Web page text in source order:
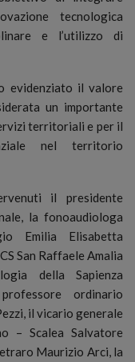
tecnologica
e l’utilizzo di
evidenziato il valore
un importante
territoriali e per il
nel territorio
il presidente
la fonoaudiologa
Emilia Elisabetta
San Raffaele Amalia
della Sapienza
ordinario
il vicario generale
– Scalea Salvatore
Maurizio Arci, la